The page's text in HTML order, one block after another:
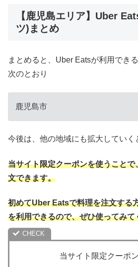
【鹿児島エリア】Uber
ツ)まとめ
まとめると、Uber Eatsが利用でき
次のとおり
鹿児島市
今後は、他の地域にも拡大していく
当サイト限定クーポンを使うこと
文できます。
初めてUber Eatsで料理を注文する
を利用できるので、ぜひ使ってみて
当サイト限定クーポ